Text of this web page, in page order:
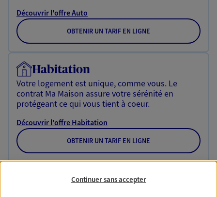
Découvrir l'offre Auto
OBTENIR UN TARIF EN LIGNE
Habitation
Votre logement est unique, comme vous. Le
contrat Ma Maison assure votre sérénité en
protégeant ce qui vous tient à coeur.
Découvrir l'offre Habitation
OBTENIR UN TARIF EN LIGNE
Garantie Accidents de la Vie
Continuer sans accepter